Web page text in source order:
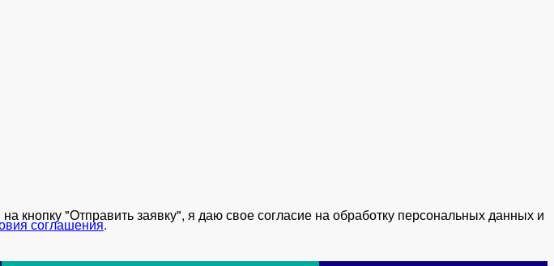
"Отправить заявку", я даю свое согласие на обработку персональных данных и
соглашения.